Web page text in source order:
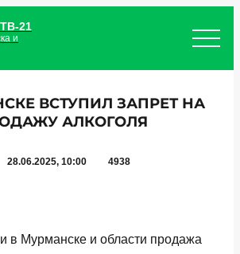
21
и
ВСТУПИЛ ЗАПРЕТ НА
АЛКОГОЛЯ
28.06.2025, 10:00 4938
в Мурманске и области продажа